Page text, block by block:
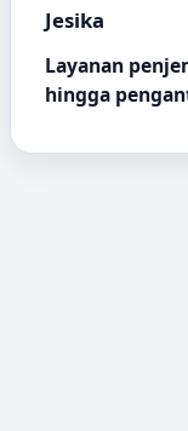
Jesika
Layanan
hingga